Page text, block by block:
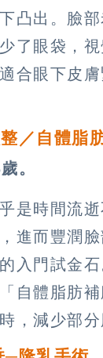
凸出。臉
了眼袋，
合眼下皮
／自體脂
。
是時間流
進而豐潤
入門試金
自體脂肪
，減少部